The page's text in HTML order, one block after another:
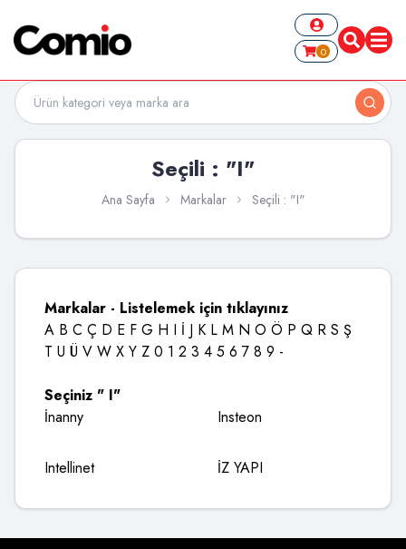
0
Seçili : "I"
Ana Sayfa Markalar Seçili : "I"
Markalar - Listelemek için tıklayınız
A B C Ç D E F G H I İ J K L M N O Ö P Q R S Ş
T U Ü V W X Y Z 0 1 2 3 4 5 6 7 8 9 -
Seçiniz " I"
İnanny
Insteon
Intellinet İZ YAPI